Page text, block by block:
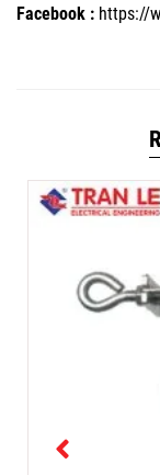
Facebook : https://